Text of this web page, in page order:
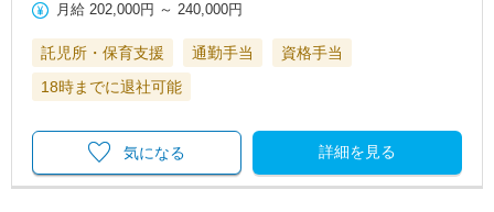
月給 202,000円 ～240,000円
託児所・保育支援 通勤手当
資格手当
18時までに退社可能
詳細を見る
気になる